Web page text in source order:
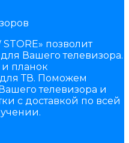
позволит
Вашего телевизора.
планок
ТВ. Поможем
телевизора и
с доставкой по всей